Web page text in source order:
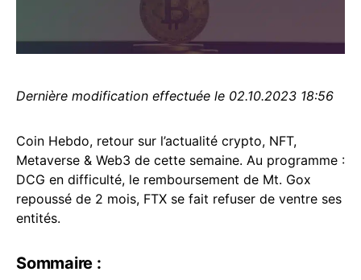
Dernière modification effectuée le 02.10.2023 18:56
Coin Hebdo, retour sur l’actualité crypto, NFT,
Metaverse & Web3 de cette semaine. Au programme :
DCG en difficulté, le remboursement de Mt. Gox
repoussé de 2 mois, FTX se fait refuser de ventre ses
entités.
Sommaire :